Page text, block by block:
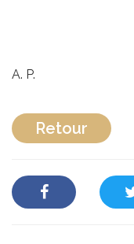
A. P.
Retour